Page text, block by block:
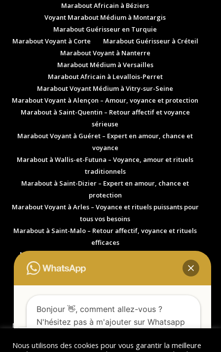
Marabout Africain à Béziers
Voyant Marabout Médium à Montargis
Marabout Guérisseur en Turquie
Marabout Voyant à Corte
Marabout Guérisseur à Créteil
Marabout Voyant à Nanterre
Marabout Médium à Versailles
Marabout Africain à Levallois-Perret
Marabout Voyant Médium à Vitry-sur-Seine
Marabout Voyant à Alençon – Amour, voyance et protection
Marabout à Saint-Quentin – Retour affectif et voyance
sérieuse
Marabout Voyant à Guéret – Expert en amour, chance et
voyance
Marabout à Wallis-et-Futuna – Voyance, amour et rituels
traditionnels
Marabout à Saint-Dizier – Expert en amour, chance et
protection
Marabout Voyant à Arles – Voyance et rituels puissants pour
tous vos besoins
Marabout à Saint-Malo – Retour affectif, voyance et rituels
efficaces
Marabout Voyant à Millau – Expert en retour affectif et
solutions spirituelles
Marabout à Villenave-d’Ornon (33140) – Accompagnement
Marabout à Mérignac (33700) – Expert en amour et
protection spirituelle
Marabout à Pessac (33600) – Solutions puissantes en amour,
Nous utilisons des cookies pour vous garantir la meilleure
Bonjour 👋, comment allez-vous ?
N'hésitez pas à m'ajouter sur Whatsapp